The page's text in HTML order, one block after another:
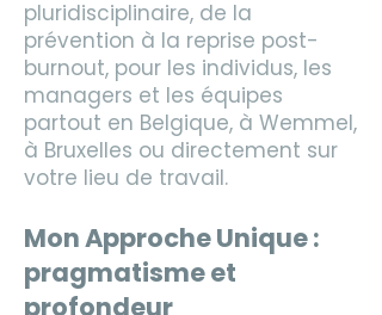
pluridisciplinaire, de la
prévention à la reprise post-
burnout, pour les individus, les
managers et les équipes
partout en Belgique, à Wemmel,
à Bruxelles ou directement sur
votre lieu de travail.
Mon Approche Unique :
pragmatisme et
profondeur